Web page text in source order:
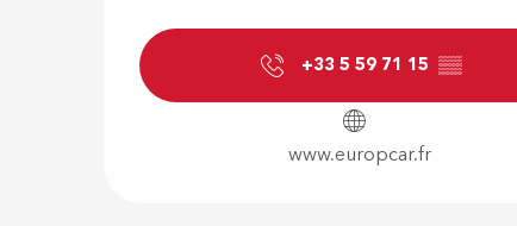
+33 5 59 71 15 ▒▒
www.europcar.fr